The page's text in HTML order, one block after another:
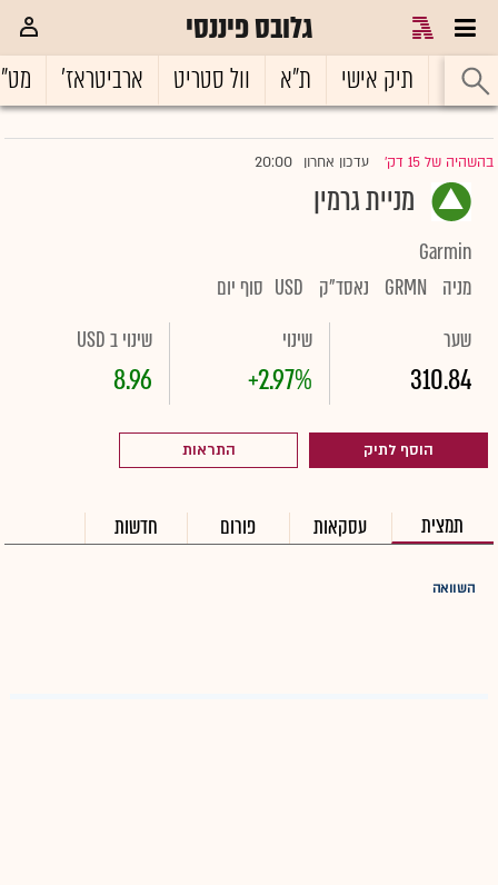
גלובס פיננסי
ראשי תיק אישי ת"א וול סטריט ארביטראז'
בהשהיה של 15 דק' |עדכון אחרון 20:00
מניית גרמין
Garmin
מניה
GRMN נאסד"ק USD סוף יום
שער
310.84
שינוי
+2.97%
שינוי ב USD
8.96
הוסף לתיק התראות
תמצית עסקאות פורום חדשות
השוואה